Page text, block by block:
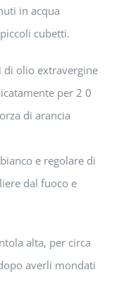
in acqua
cubetti.
di olio extravergine
per 2 0
di arancia
e regolare di
dal fuoco e
alta, per circa
averli mondati